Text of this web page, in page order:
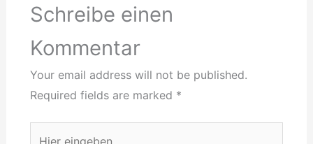
Schreibe einen
Kommentar
Your email address will not be published.
Required fields are marked *